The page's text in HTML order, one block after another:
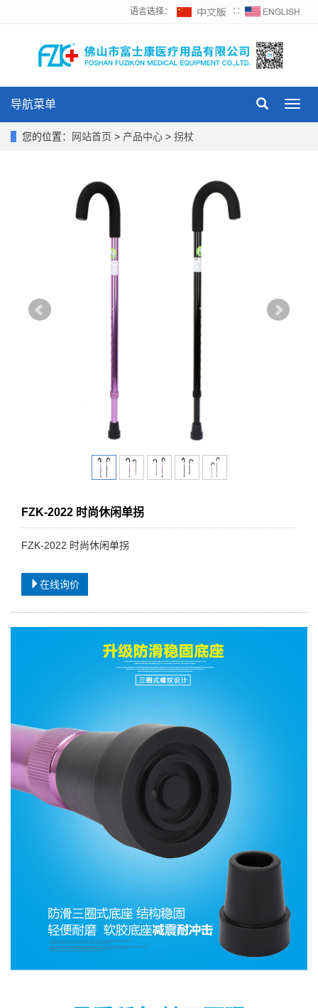
语言选择： ∷
导航菜单
您的位置： 网站首页 > 产品中心 > 拐杖
FZK-2022 时尚休闲单拐
FZK-2022 时尚休闲单拐
在线询价